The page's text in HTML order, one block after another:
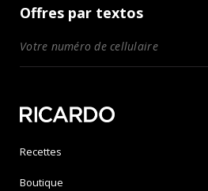
Offres par textos
Recettes
Boutique